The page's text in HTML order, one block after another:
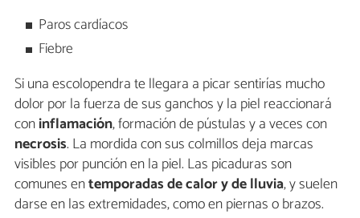
Paros cardíacos
Fiebre
Si una escolopendra te llegara a picar sentirías mucho
dolor por la fuerza de sus ganchos y la piel reaccionará
coninflamación, formación de pústulas y a veces con
necrosis. La mordida con sus colmillos deja marcas
visibles por punción en la piel. Las picaduras son
comunes entemporadas de calor y de lluvia, y suelen
darse en las extremidades, como en piernas o brazos.